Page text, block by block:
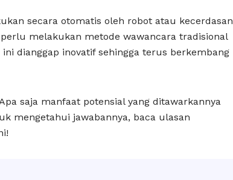
secara otomatis oleh robot atau kecerdasan
melakukan metode wawancara tradisional
dianggap inovatif sehingga terus berkembang
saja manfaat potensial yang ditawarkannya
mengetahui jawabannya, baca ulasan